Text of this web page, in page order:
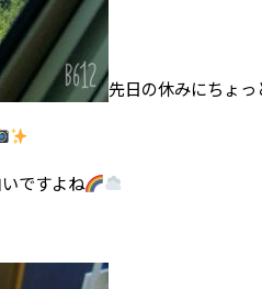
先日の休みにちょ
ですよね